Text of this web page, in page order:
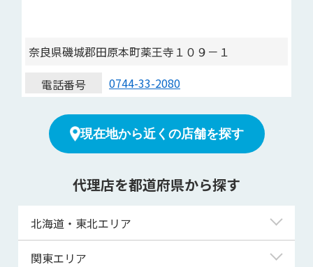
奈良県磯城郡田原本町薬王寺１０９－１
電話番号
0744-33-2080
現在地から近くの店舗を探す
代理店を都道府県から探す
北海道・東北エリア
北海道
関東エリア